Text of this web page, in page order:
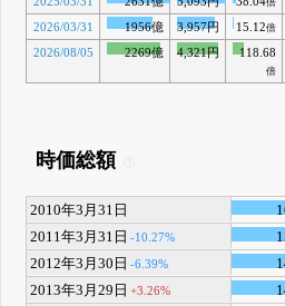
2026/03/31 1956億 3,957円 15.12倍
2026/08/05 2269億 4,321円 118.68
倍
時価総額
2010年3月31日
2011年3月31日 -10.27%
2012年3月30日 -6.39%
2013年3月29日 +3.26%